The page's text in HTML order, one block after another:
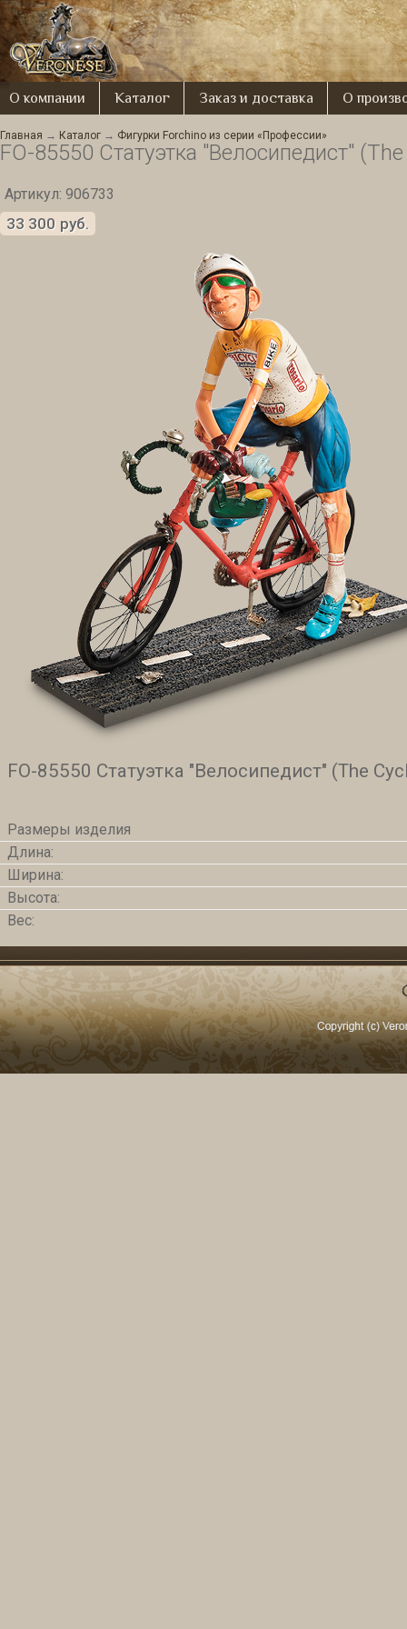
О компании Каталог Заказ и доставка О
Главная → Каталог → Фигурки Forchino из серии «Профессии»
FO-85550 Статуэтка "Велосипедист"
Артикул: 906733
33 300 руб.
FO-85550 Статуэтка "Велосипедист" (The
Размеры изделия
Длина:
Ширина:
Высота:
Вес: